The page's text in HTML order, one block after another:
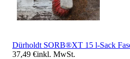
Dürholdt SORB®XT 15 l-Sack
37,49 €inkl. MwSt.